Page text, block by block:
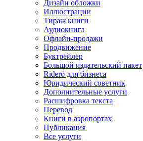
Дизайн обложки
Иллюстрации
Тираж книги
Аудиокнига
Офлайн-продажи
Продвижение
Буктрейлер
Большой издательский пакет
Rideró для бизнеса
Юридический советник
Дополнительные услуги
Расшифровка текста
Перевод
Книги в аэропортах
Публикация
Все услуги